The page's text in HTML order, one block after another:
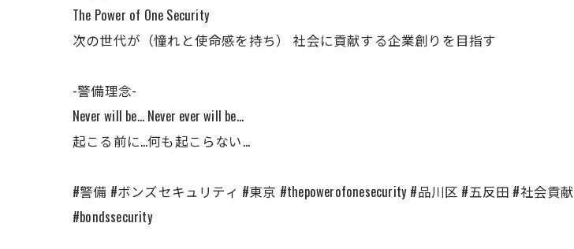
The Power of One Security
次の世代が（憧れと使命感を持ち） 社会に貢献する企業創りを目指す
-警備理念-
Never will be… Never ever will be…
起こる前に…何も起こらない…
#警備 #ボンズセキュリティ #東京 #thepowerofonesecurity #品川区 #五反田 #社会貢献
#bondssecurity